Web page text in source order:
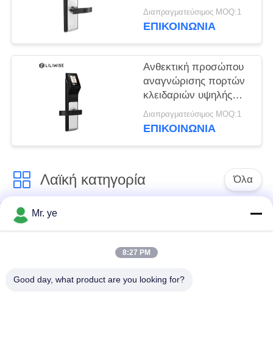
προσώπου αυτόματου
ελέγχου με την οθόνη
Διαπραγματεύσιμος MOQ:1
ΕΠΙΚΟΙΝΩΝΊΑ
Ανθεκτική προσώπου
αναγνώρισης πορτών
κλειδαριών υψηλής
ασφαλείας αφής
κατανάλωση ενέργειας
Διαπραγματεύσιμος MOQ:1
ΕΠΙΚΟΙΝΩΝΊΑ
Λαϊκή κατηγορία Όλα
Ηλεκτρονικές
αποτυπωμάτων
κλείδωμα θυρών
Κλειδαριά πορτών
Mr. ye
8:27 PM
Good day, what product are you looking for?